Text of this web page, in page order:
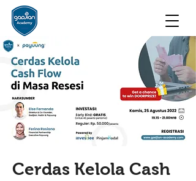
Cerdas Kelola Cash